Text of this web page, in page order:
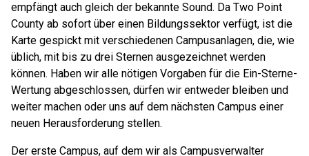
empfängt auch gleich der bekannte Sound. Da Two Point
County ab sofort über einen Bildungssektor verfügt, ist die
Karte gespickt mit verschiedenen Campusanlagen, die, wie
üblich, mit bis zu drei Sternen ausgezeichnet werden
können. Haben wir alle nötigen Vorgaben für die Ein-Sterne-
Wertung abgeschlossen, dürfen wir entweder bleiben und
weiter machen oder uns auf dem nächsten Campus einer
neuen Herausforderung stellen.
Der erste Campus, auf dem wir als Campusverwalter